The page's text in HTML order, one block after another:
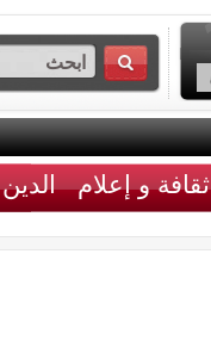
ثقافة و إعلام الدين